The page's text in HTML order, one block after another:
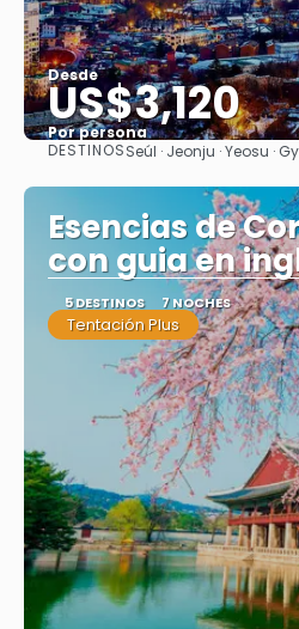
Desde
US$3,120
Por persona
Ver
DESTINOSSeúl · Jeonju · Yeosu ·
Esencias de
con guia en
5 DESTINOS 7 NOCHES
Tentación Plus